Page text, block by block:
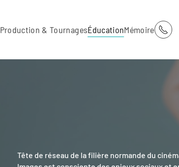
Production & TournagesÉducationMémoire
Tête de réseau de la filière normande du